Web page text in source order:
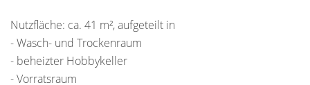
Nutzfläche: ca. 41 m², aufgeteilt in
- Wasch- und Trockenraum
- beheizter Hobbykeller
- Vorratsraum